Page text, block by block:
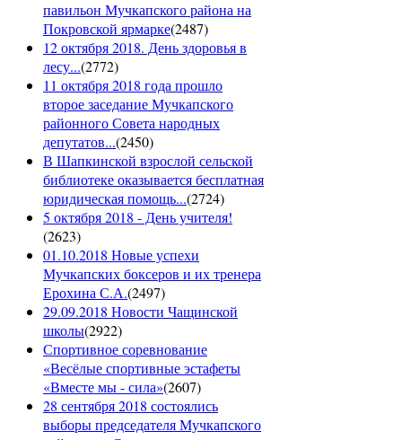
павильон Мучкапского района на
Покровской ярмарке(2487)
12 октября 2018. День здоровья в
лесу...(2772)
11 октября 2018 года прошло
второе заседание Мучкапского
районного Совета народных
депутатов...(2450)
В Шапкинской взрослой сельской
библиотеке оказывается бесплатная
юридическая помощь...(2724)
5 октября 2018 - День учителя!
(2623)
01.10.2018 Новые успехи
Мучкапских боксеров и их тренера
Ерохина С.А.(2497)
29.09.2018 Новости Чащинской
школы(2922)
Спортивное соревнование
«Весёлые спортивные эстафеты
«Вместе мы - сила»(2607)
28 сентября 2018 состоялись
выборы председателя Мучкапского